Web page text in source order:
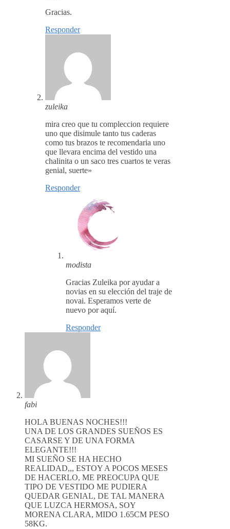
Gracias.
Responder
zuleika
mira creo que tu compleccion requiere
uno que disimule tanto tus caderas
como tus brazos te recomendaria uno
que llevara encima del vestido una
chalinita o un saco tres cuartos te veras
genial, suerte»
Responder
modista
Gracias Zuleika por ayudar a
novias en su elección del traje de
novai. Esperamos verte de
nuevo por aquí.
Responder
fabi
HOLA BUENAS NOCHES!!!
UNA DE LOS GRANDES SUEÑOS ES
CASARSE Y DE UNA FORMA
ELEGANTE!!!
MI SUEÑO SE HA HECHO
REALIDAD,,, ESTOY A POCOS MESES
DE HACERLO, ME PREOCUPA QUE
TIPO DE VESTIDO ME PUDIERA
QUEDAR GENIAL, DE TAL MANERA
QUE LUZCA HERMOSA, SOY
MORENA CLARA, MIDO 1.65CM PESO
58KG.